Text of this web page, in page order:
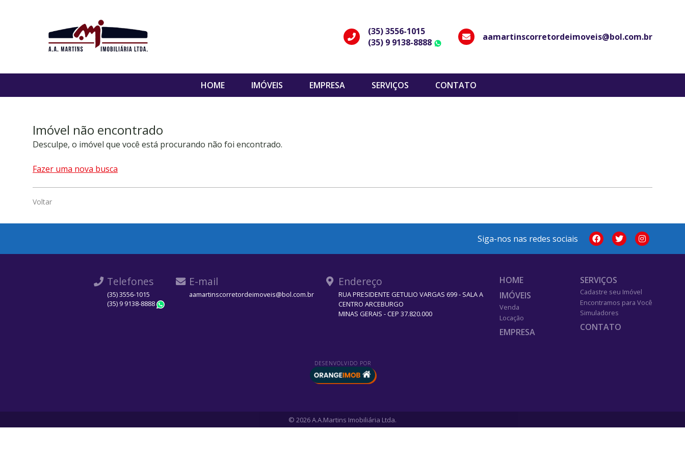
(35) 3556-1015
(35) 9 9138-8888
WhatsApp
aamartinscorretordeimoveis@bol.com.br
HOME IMÓVEIS EMPRESA SERVIÇOS CONTATO
Imóvel não encontrado
Desculpe, o imóvel que você está procurando não foi encontrado.
Fazer uma nova busca
Voltar
Siga-nos nas redes sociais
Telefones
(35) 3556-1015
(35) 9 9138-8888
E-mail
aamartinscorretordeimoveis@bol.com.br
Endereço
RUA PRESIDENTE GETULIO VARGAS 699 - SALA A
CENTRO ARCEBURGO
MINAS GERAIS - CEP 37.820.000
HOME
IMÓVEIS
Venda
Locação
EMPRESA
SERVIÇOS
Cadastre seu Imóvel
Encontramos para Você
Simuladores
CONTATO
DESENVOLVIDO POR
© 2026 A.A.Martins Imobiliária Ltda.